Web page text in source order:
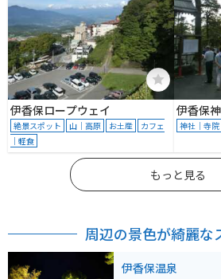
伊香保ロープウェイ
絶景スポット 山｜高原 お土産
カフェ
｜軽食
伊香保
神社｜寺院
もっと見る
周辺の景色が綺麗な
伊香保温泉